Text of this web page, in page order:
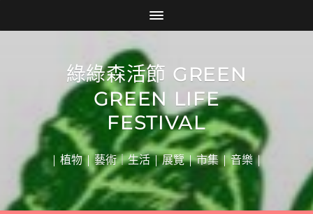
綠綠森活節 GREEN
GREEN LIFE
FESTIVAL
| 植物 | 藝術｜生活 | 展覽 | 市集 | 音樂 |